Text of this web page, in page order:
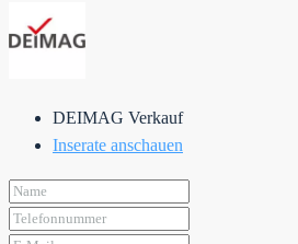
DEIMAG Verkauf
Inserate anschauen